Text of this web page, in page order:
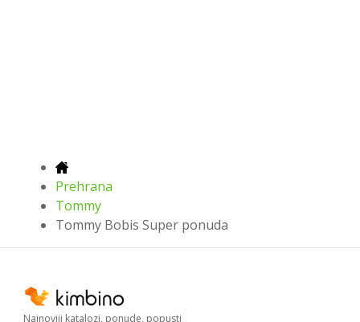
Prehrana
Tommy
Tommy Bobis Super ponuda
Najnoviji katalozi, ponude, popusti